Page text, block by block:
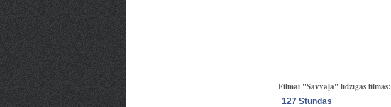
Filmai "Savvaļā" līdzīgas filmas:
127 Stundas